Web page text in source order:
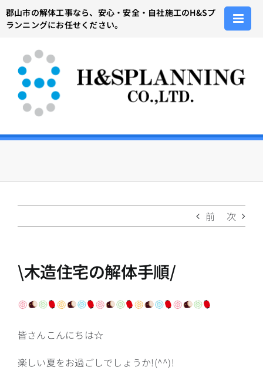
Skip
to
郡山市の解体工事なら、安心・安全・自社施工のH&Sプ
ランニングにお任せください。
前 次
\木造住宅の解体手順/
皆さんこんにちは☆
楽しい夏をお過ごしでしょうか!(^^)!